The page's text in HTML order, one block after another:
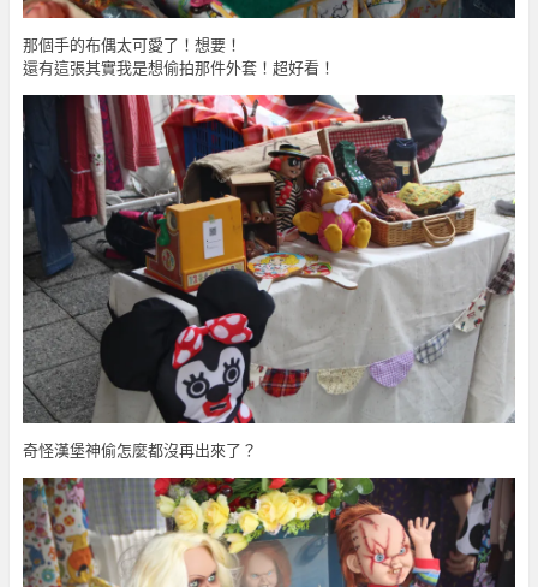
那個手的布偶太可愛了！想要！
還有這張其實我是想偷拍那件外套！超好看！
奇怪漢堡神偷怎麼都沒再出來了？